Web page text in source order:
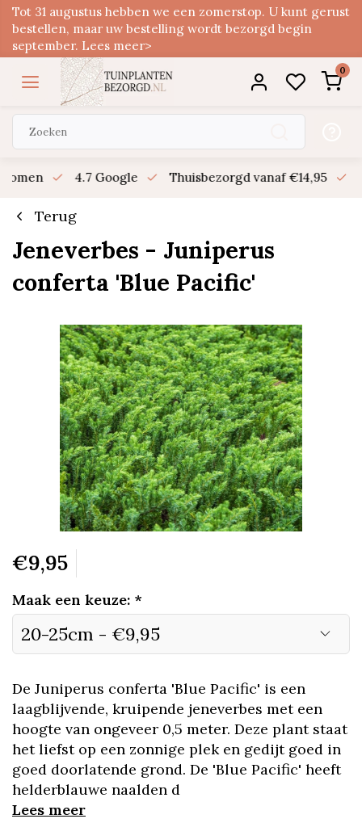
Tot 31 augustus hebben we een zomerstop. U kunt gerust
bestellen, maar uw bestelling wordt bezorgd begin
september. Lees meer>
0
4.7 Google Thuisbezorgd vanaf €14,95
Terug
Jeneverbes - Juniperus
conferta 'Blue Pacific'
€9,95
Maak een keuze: *
De Juniperus conferta 'Blue Pacific' is een
laagblijvende, kruipende jeneverbes met een
hoogte van ongeveer 0,5 meter. Deze plant staat
het liefst op een zonnige plek en gedijt goed in
goed doorlatende grond. De 'Blue Pacific' heeft
helderblauwe naalden d
Lees meer